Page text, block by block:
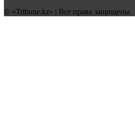
© «Tribune.kz» | Все права защищены